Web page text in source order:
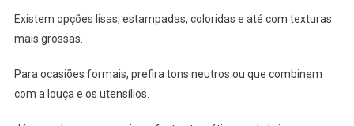
Existem opções lisas, estampadas, coloridas e até com texturas
mais grossas.
Para ocasiões formais, prefira tons neutros ou que combinem
com a louça e os utensílios.